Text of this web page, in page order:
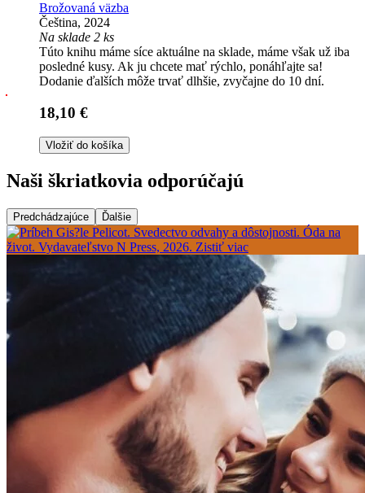
Brožovaná väzba
Čeština, 2024
Na sklade 2 ks
Túto knihu máme síce aktuálne na sklade, máme však už iba
posledné kusy. Ak ju chcete mať rýchlo, ponáhľajte sa!
Dodanie ďalších môže trvať dlhšie, zvyčajne do 10 dní.
18,10 €
Vložiť do košíka
Naši škriatkovia odporúčajú
Predchádzajúce Ďalšie